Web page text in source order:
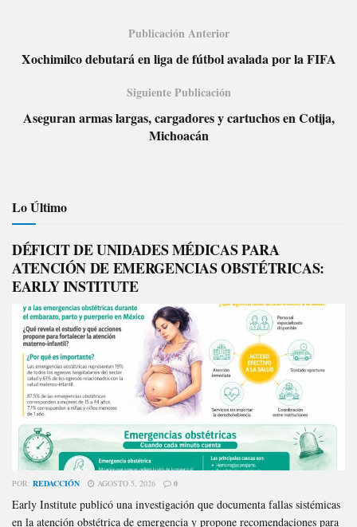
Publicación Anterior
Xochimilco debutará en liga de fútbol avalada por la FIFA
Siguiente Publicación
Aseguran armas largas, cargadores y cartuchos en Cotija,
Michoacán
Lo Último
DÉFICIT DE UNIDADES MÉDICAS PARA
ATENCIÓN DE EMERGENCIAS OBSTÉTRICAS:
EARLY INSTITUTE
POR: REDACCIÓN AGOSTO 5, 2026 0
Early Institute publicó una investigación que documenta fallas sistémicas
en la atención obstétrica de emergencia y propone recomendaciones para